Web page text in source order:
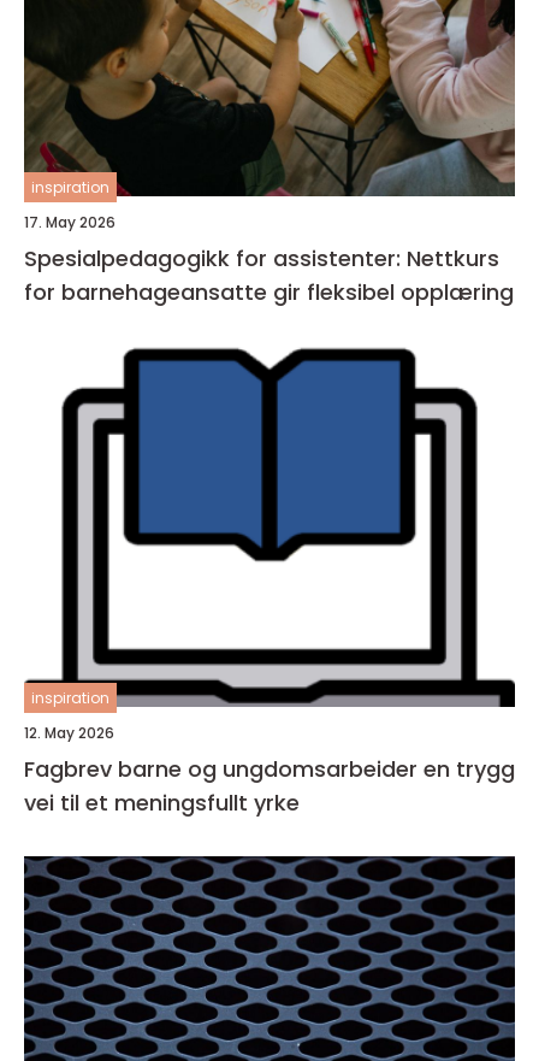
inspiration
17. May 2026
Spesialpedagogikk for assistenter: Nettkurs
for barnehageansatte gir fleksibel opplæring
inspiration
12. May 2026
Fagbrev barne og ungdomsarbeider en trygg
vei til et meningsfullt yrke